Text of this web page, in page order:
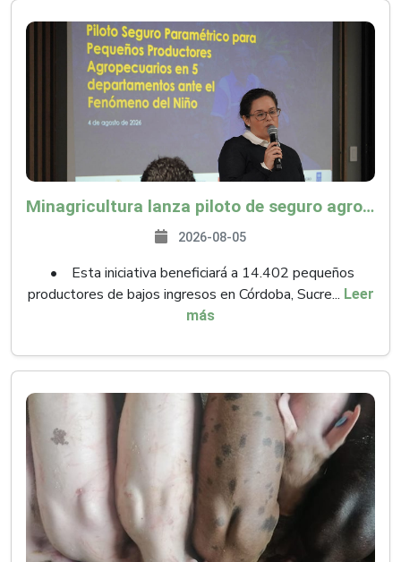
Minagricultura lanza piloto de seguro agropecuario por $9.625 millones para proteger a más de 14.000 pequeños productores contra riesgos del Fenómeno de El Niño
2026-08-05
• Esta iniciativa beneficiará a 14.402 pequeños
productores de bajos ingresos en Córdoba, Sucre... Leer
más